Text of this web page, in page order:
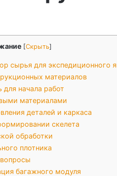
[Скрыть]
сырья для экспедиционного
материалов
начала работ
материалами
деталей и каркаса
скелета
обработки
плотника
багажного модуля